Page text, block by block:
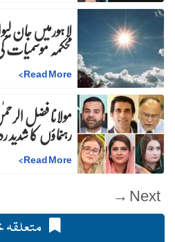
لاہورمیں جان
محکمہ موسمیات
Read More
>
مولانا فضل
رہنماؤں کا
Read More
>
Next →
متعلقہ